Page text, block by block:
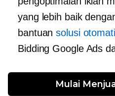
yang lebih baik
bantuansolusi
Bidding Google Ads
Mulai